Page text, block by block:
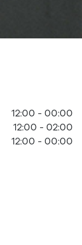
12:00 - 00:00
12:00 - 02:00
12:00 - 00:00